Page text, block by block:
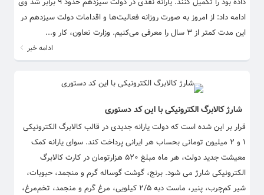
ادامه داد: از امروز به صورت روزانه فعالیت‌ها و اقدامات دولت سیزدهم در
این مدت کمتر از ۳ سال را معرفی می‌کنیم. وزارت تعاون، کار و...
ادامه خبر
شارژ کالابرگ الکترونیکی با این کد دستوری
قرار بر این شده است که دولت یارانه جدیدی در قالب کالابرگ الکترونیکی
۱ و ۲ میلیون تومانی بحساب هر ایرانی پرداخت کند. سوای یارانه کمک
معیشت جدید دولت، هر ماه مبلغ ۵۲۰ هزارتومان در کارت کالابرگ
الکترونیکی شارژ می شود. برنج، گوشت گوساله گرم و منجمد، حبوبات،
شیر کم‌چرب، پنیر، ماست دبه ۲/۵ کیلویی، مرغ گرم و منجمد، تخم‌مرغ،